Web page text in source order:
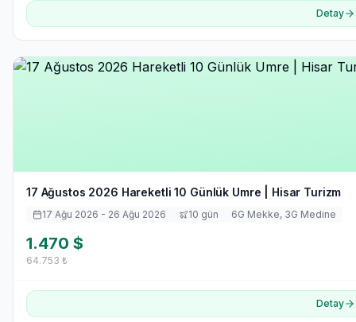
Detay
17 Ağustos 2026 Hareketli 10 Günlük Umre | Hisar Turizm
17 Ağu 2026 - 26 Ağu 2026 10 gün 6G Mekke, 3G Medine
1.470 $
64.753 ₺
Detay